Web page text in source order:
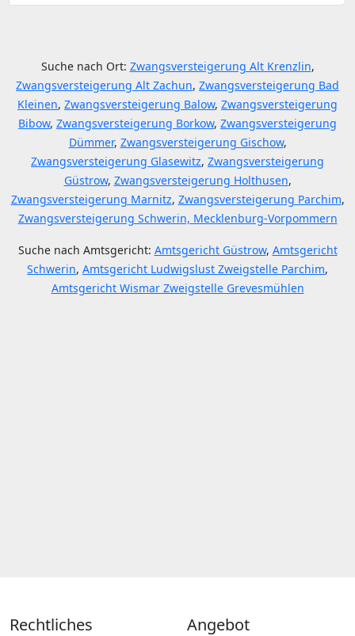
Suche nach Ort: Zwangsversteigerung Alt Krenzlin,
Zwangsversteigerung Alt Zachun, Zwangsversteigerung Bad
Kleinen, Zwangsversteigerung Balow, Zwangsversteigerung
Bibow, Zwangsversteigerung Borkow, Zwangsversteigerung
Dümmer, Zwangsversteigerung Gischow,
Zwangsversteigerung Glasewitz, Zwangsversteigerung
Güstrow, Zwangsversteigerung Holthusen,
Zwangsversteigerung Marnitz, Zwangsversteigerung Parchim,
Zwangsversteigerung Schwerin, Mecklenburg-Vorpommern
Suche nach Amtsgericht: Amtsgericht Güstrow, Amtsgericht
Schwerin, Amtsgericht Ludwigslust Zweigstelle Parchim,
Amtsgericht Wismar Zweigstelle Grevesmühlen
Rechtliches Angebot